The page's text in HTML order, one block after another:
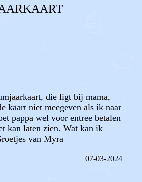
die ligt bij mama,
kaart niet meegeven als ik naar
pappa wel voor entree betalen
kan laten zien. Wat kan ik
van Myra
07-03-2024